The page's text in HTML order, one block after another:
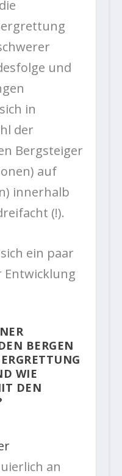
und
in
der
Bergsteiger
auf
innerhalb
(!).
ein paar
Entwicklung
BERGEN
WIE
DEN
an